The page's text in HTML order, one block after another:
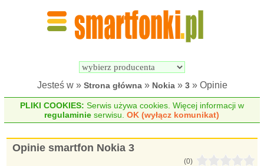
Jesteś w » Strona główna» Nokia» 3» Opinie
PLIKI COOKIES: Serwis używa cookies. Więcej informacji w
regulaminie serwisu.OK (wyłącz komunikat)
Opinie smartfon Nokia 3
(0)